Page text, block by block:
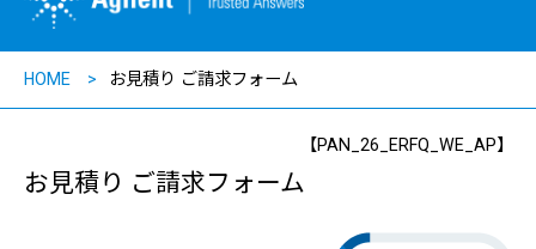
HOME お見積り ご請求フォーム
【PAN_26_ERFQ_WE_AP】
お見積り ご請求フォーム